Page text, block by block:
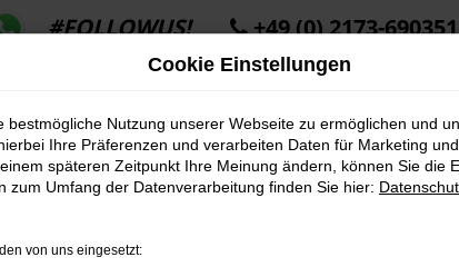
#FOLLOWUS! +49 (0) 2173-690351
Cookie Einstellungen
bestmögliche Nutzung unserer Webseite zu ermöglichen und
Ihre Präferenzen und verarbeiten Daten für Marketing
späteren Zeitpunkt Ihre Meinung ändern, können Sie die
zum Umfang der Datenverarbeitung finden Sie hier:
von uns eingesetzt: